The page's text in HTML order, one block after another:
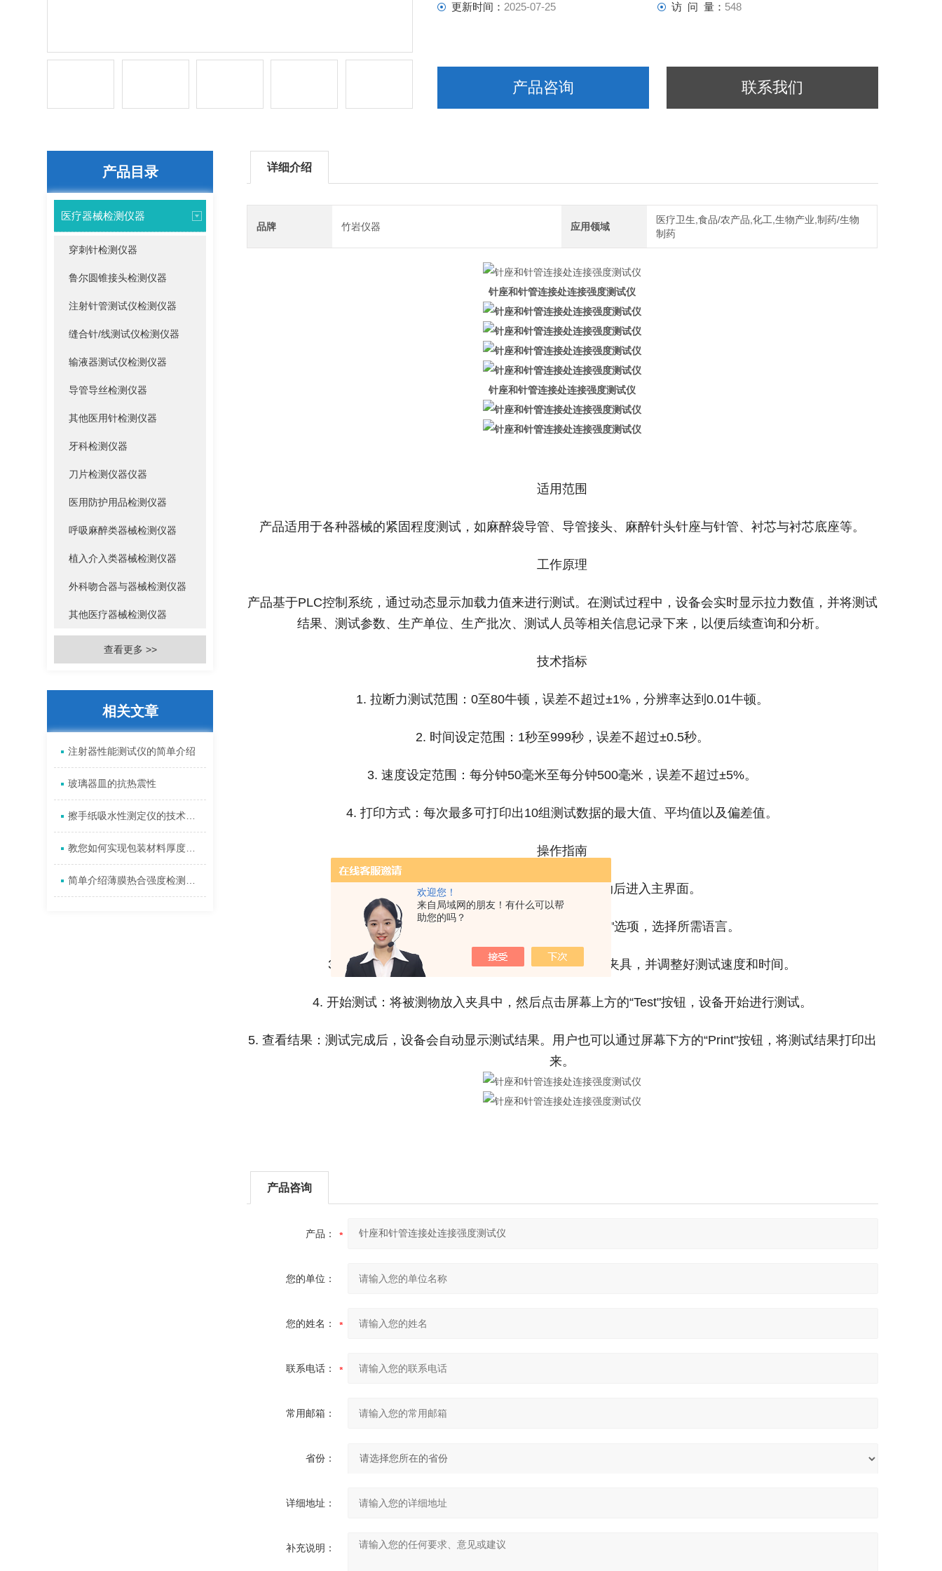
欢迎您！
来自局域网的朋友！有什么可以帮
助您的吗？
更新时间： 2025-07-25 访 问 量： 548
产品咨询 联系我们
详细介绍
品牌 竹岩仪器 应用领域
医疗卫生,食品/农产品,化工,生物产业,制药/生物
制药
针座和针管连接处连接强度测试仪
针座和针管连接处连接强度测试仪
适用范围
产品适用于各种器械的紧固程度测试，如麻醉袋导管、导管接头、麻醉针头针座与针管、衬芯与衬芯底座等。
工作原理
产品基于PLC控制系统，通过动态显示加载力值来进行测试。在测试过程中，设备会实时显示拉力数值，并将测试
结果、测试参数、生产单位、生产批次、测试人员等相关信息记录下来，以便后续查询和分析。
技术指标
1. 拉断力测试范围：0至80牛顿，误差不超过±1%，分辨率达到0.01牛顿。
2. 时间设定范围：1秒至999秒，误差不超过±0.5秒。
3. 速度设定范围：每分钟50毫米至每分钟500毫米，误差不超过±5%。
4. 打印方式：每次最多可打印出10组测试数据的最大值、平均值以及偏差值。
操作指南
1. 开机：按下电源按钮，设备启动后进入主界面。
2. 语言设置：点击屏幕下方的“Language"选项，选择所需语言。
3. 测试准备：根据被测物的实际情况，选择合适的夹具，并调整好测试速度和时间。
4. 开始测试：将被测物放入夹具中，然后点击屏幕上方的“Test"按钮，设备开始进行测试。
5. 查看结果：测试完成后，设备会自动显示测试结果。用户也可以通过屏幕下方的“Print"按钮，将测试结果打印出
来。
产品咨询
产品：
您的单位：
您的姓名：
联系电话：
常用邮箱：
省份：
详细地址：
补充说明：
产品目录
医疗器械检测仪器
穿刺针检测仪器
鲁尔圆锥接头检测仪器
注射针管测试仪检测仪器
缝合针/线测试仪检测仪器
输液器测试仪检测仪器
导管导丝检测仪器
其他医用针检测仪器
牙科检测仪器
刀片检测仪器仪器
医用防护用品检测仪器
呼吸麻醉类器械检测仪器
植入介入类器械检测仪器
外科吻合器与器械检测仪器
其他医疗器械检测仪器
查看更多 >>
相关文章
注射器性能测试仪的简单介绍
玻璃器皿的抗热震性